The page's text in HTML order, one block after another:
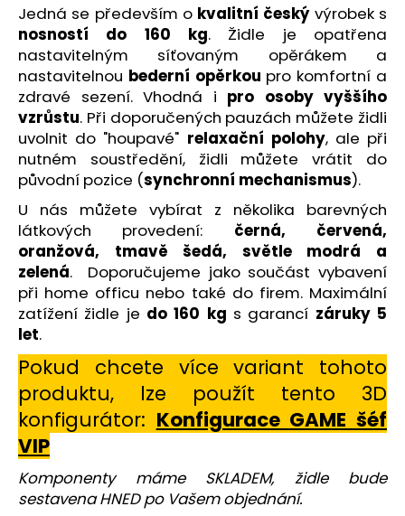
Jedná se především o kvalitní českývýrobek s
nosností do 160 kg. Židle je opatřena
nastavitelným síťovaným opěrákem a
nastavitelnou bederní opěrkou pro komfortní a
zdravé sezení. Vhodná i pro osoby vyššího
vzrůstu. Při doporučených pauzách můžete židli
uvolnit do "houpavé" relaxační polohy, ale při
nutném soustředění, židli můžete vrátit do
původní pozice (synchronní mechanismus).
U nás můžete vybírat z několika barevných
látkových provedení: černá, červená,
oranžová, tmavě šedá, světle modrá
a
zelená. Doporučujeme jako součást vybavení
při home officu nebo také do firem. Maximální
zatížení židle je do 160 kg s garancí záruky 5
let.
Pokud chcete více variant tohoto
produktu, lze použít tento 3D
konfigurátor: Konfigurace GAME šéf
VIP
Komponenty máme SKLADEM, židle bude
sestavena HNED po Vašem objednání.
o
r
u
č
u
j
e
m
e
HOME
OFFICE
ŽIDLE
DUCK
5
082
Kč